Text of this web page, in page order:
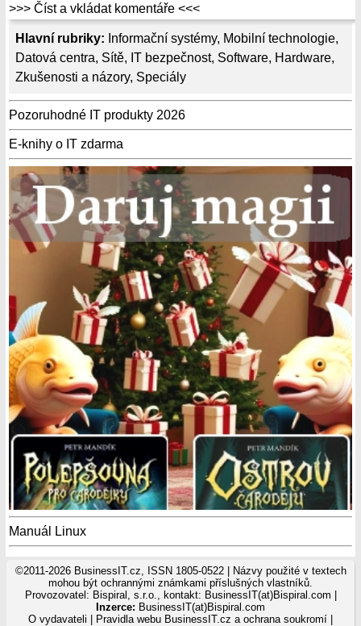
Hlavní rubriky: Informační systémy, Mobilní technologie,
Datová centra, Sítě, IT bezpečnost, Software, Hardware,
Zkušenosti a názory, Speciály
Pozoruhodné IT produkty 2026
E-knihy o IT zdarma
Manuál Linux
>>> Číst a vkládat komentáře <<<
©2011-2026 BusinessIT.cz, ISSN 1805-0522 | Názvy použité v textech
mohou být ochrannými známkami příslušných vlastníků.
Provozovatel: Bispiral, s.r.o., kontakt: BusinessIT(at)Bispiral.com |
Inzerce: BusinessIT(at)Bispiral.com
O vydavateli
Pravidla webu BusinessIT.cz a ochrana soukromí